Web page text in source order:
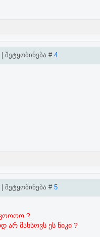
შეტყობინება # 4
შეტყობინება # 5
?
მახსოვს ეს ნიკი ?